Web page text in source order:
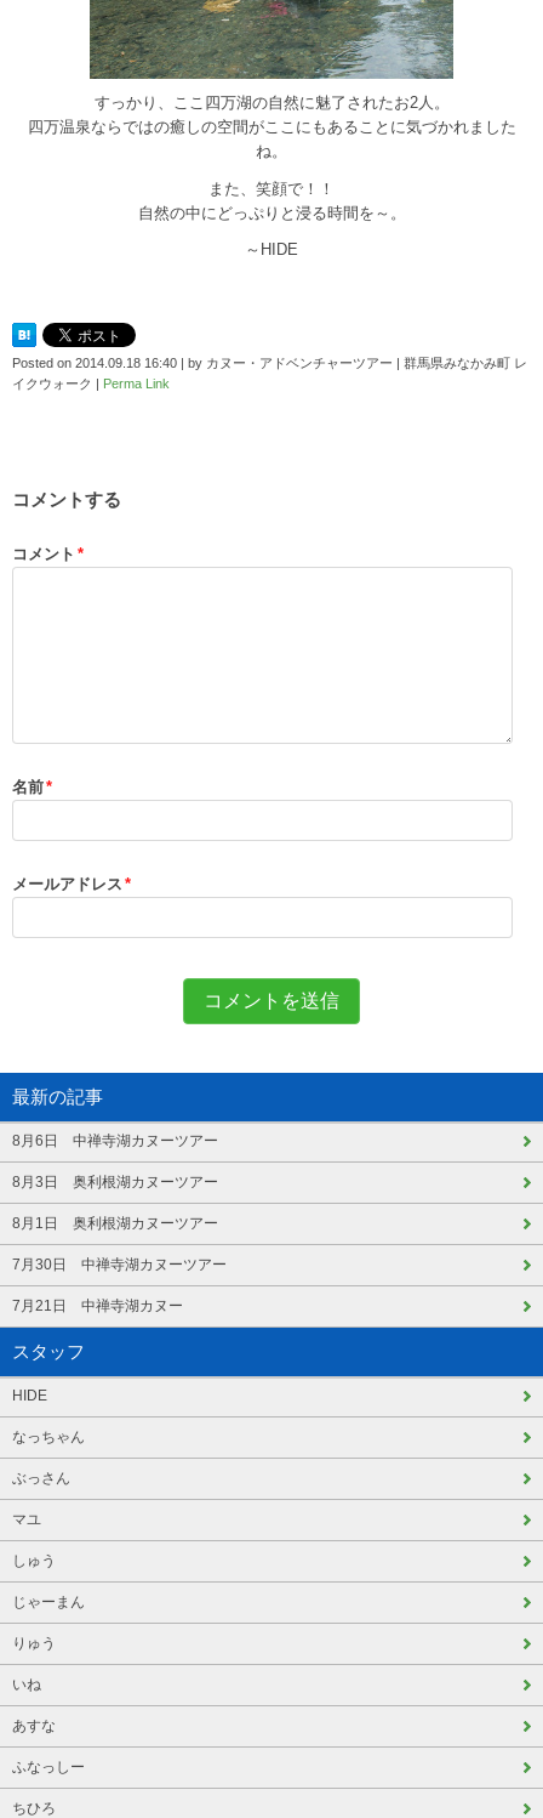
すっかり、ここ四万湖の自然に魅了されたお2人。
四万温泉ならではの癒しの空間がここにもあることに気づかれました
ね。
また、笑顔で！！
自然の中にどっぷりと浸る時間を～。
～HIDE
Posted on 2014.09.18 16:40 | by カヌー・アドベンチャーツアー | 群馬県みなかみ町 レ
イクウォーク | Perma Link
コメントする
コメント *
名前*
メールアドレス *
最新の記事
8月6日 中禅寺湖カヌーツアー
8月3日 奥利根湖カヌーツアー
8月1日 奥利根湖カヌーツアー
7月30日 中禅寺湖カヌーツアー
7月21日 中禅寺湖カヌー
スタッフ
HIDE
なっちゃん
ぶっさん
マユ
しゅう
じゃーまん
りゅう
いね
あすな
ふなっしー
ちひろ